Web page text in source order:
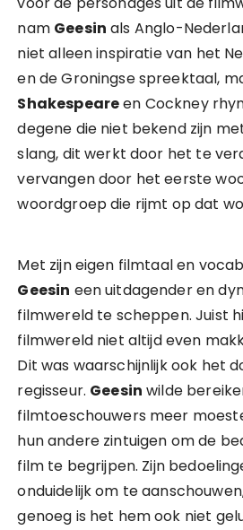
nam Geesin als Anglo-
niet alleen inspiratie van het
en de Groningse spreektaal,
Shakespeareen Cockney
degene die niet bekend zijn
slang, dit werkt door het te
vervangen door het eerste
woordgroep die rijmt op dat
Met zijn eigen filmtaal en
Geesin een uitdagender en
filmwereld te scheppen. Juist
filmwereld niet altijd even
Dit was waarschijnlijk ook het
regisseur. Geesin wilde
filmtoeschouwers meer
hun andere zintuigen om de
film te begrijpen. Zijn
onduidelijk om te
genoeg is het hem ook niet